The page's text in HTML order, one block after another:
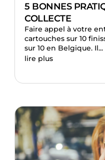
5 BONNES
COLLECTE
Faire appel à votre
cartouches sur 10
sur 10 en Belgique. Il...
lire plus